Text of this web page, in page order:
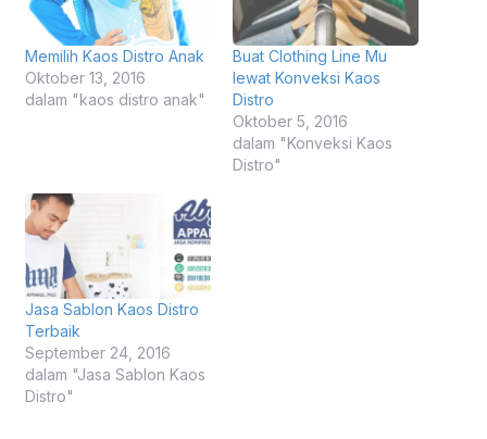
Memilih Kaos Distro Anak
Oktober 13, 2016
dalam "kaos distro anak"
Buat Clothing Line Mu
lewat Konveksi Kaos
Distro
Oktober 5, 2016
dalam "Konveksi Kaos
Distro"
Jasa Sablon Kaos Distro
Terbaik
September 24, 2016
dalam "Jasa Sablon Kaos
Distro"